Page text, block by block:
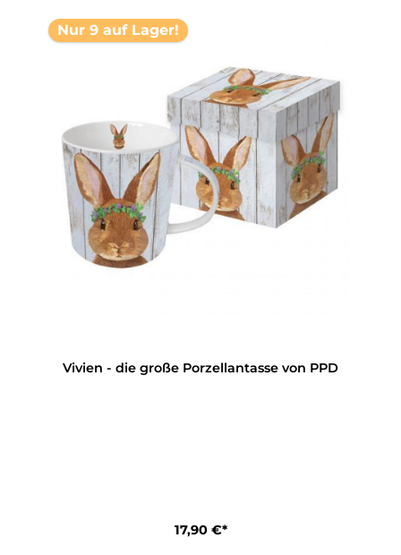
Nur 9 auf Lager!
Vivien - die große Porzellantasse von PPD
17,90 €*